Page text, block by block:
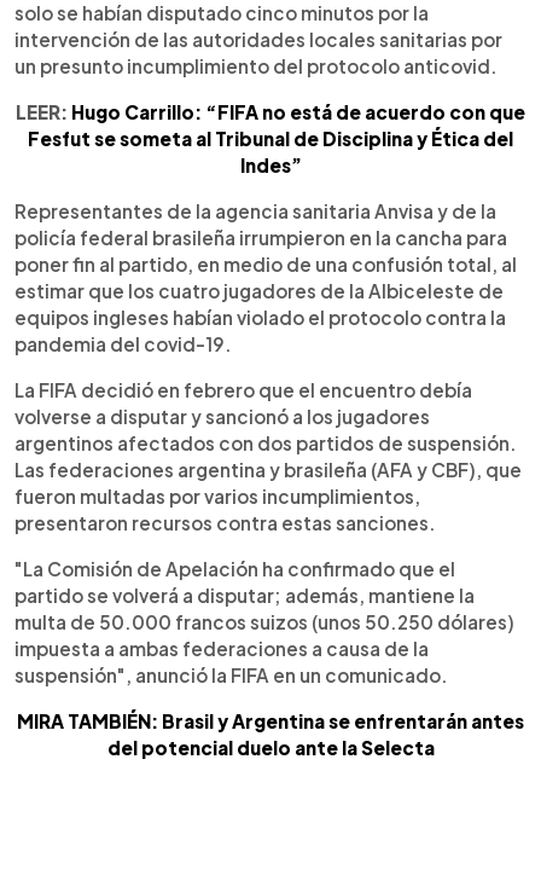
solo se habían disputado cinco minutos por la
intervención de las autoridades locales sanitarias por
un presunto incumplimiento del protocolo anticovid.
LEER: Hugo Carrillo: “FIFA no está de acuerdo con que
Fesfut se someta al Tribunal de Disciplina y Ética del
Indes”
Representantes de la agencia sanitaria Anvisa y de la
policía federal brasileña irrumpieron en la cancha para
poner fin al partido, en medio de una confusión total, al
estimar que los cuatro jugadores de la Albiceleste de
equipos ingleses habían violado el protocolo contra la
pandemia del covid-19.
La FIFA decidió en febrero que el encuentro debía
volverse a disputar y sancionó a los jugadores
argentinos afectados con dos partidos de suspensión.
Las federaciones argentina y brasileña (AFA y CBF), que
fueron multadas por varios incumplimientos,
presentaron recursos contra estas sanciones.
"La Comisión de Apelación ha confirmado que el
partido se volverá a disputar; además, mantiene la
multa de 50.000 francos suizos (unos 50.250 dólares)
impuesta a ambas federaciones a causa de la
suspensión", anunció la FIFA en un comunicado.
MIRA TAMBIÉN: Brasil y Argentina se enfrentarán antes
del potencial duelo ante la Selecta